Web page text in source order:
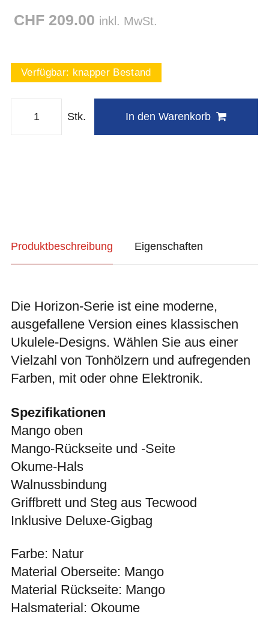
CHF 209.00 inkl. MwSt.
Verfügbar: knapper Bestand
Stk. In den Warenkorb
Produktbeschreibung Eigenschaften
Die Horizon-Serie ist eine moderne,
ausgefallene Version eines klassischen
Ukulele-Designs. Wählen Sie aus einer
Vielzahl von Tonhölzern und aufregenden
Farben, mit oder ohne Elektronik.
Spezifikationen
Mango oben
Mango-Rückseite und -Seite
Okume-Hals
Walnussbindung
Griffbrett und Steg aus Tecwood
Inklusive Deluxe-Gigbag
Farbe: Natur
Material Oberseite: Mango
Material Rückseite: Mango
Halsmaterial: Okoume